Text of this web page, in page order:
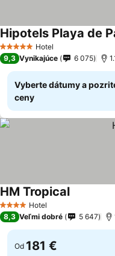
5 Počet hviezdičiek
Hotel
Hipotels Playa de
9,3 Vynikajúce 6 075
Vyberte dátumy a
ceny
4 Počet hviezdičiek
Hotel
HM Tropical
8,3 Veľmi dobré 5 647
Od 181 €